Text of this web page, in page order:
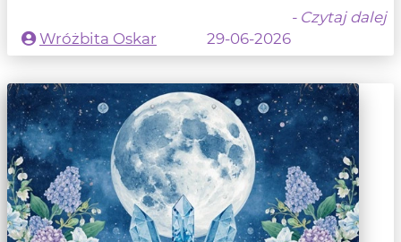
- Czytaj dalej
Wróżbita Oskar
29-06-2026